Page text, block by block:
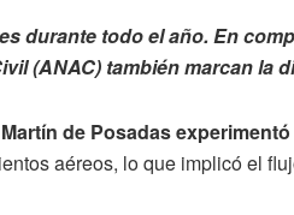
durante todo el año. En
(ANAC) también marcan la
de Posadas
aéreos, lo que implicó el